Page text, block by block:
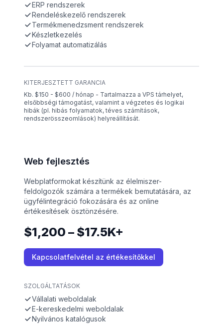
ERP rendszerek
Rendeléskezelő rendszerek
Termékmenedzsment rendszerek
Készletkezelés
Folyamat automatizálás
KITERJESZTETT GARANCIA
Kb. $150 - $600 / hónap - Tartalmazza a VPS tárhelyet,
elsőbbségi támogatást, valamint a végzetes és logikai
hibák (pl. hibás folyamatok, téves számítások,
rendszerösszeomlások) helyreállítását.
Web fejlesztés
Webplatformokat készítünk az élelmiszer-
feldolgozók számára a termékek bemutatására, az
ügyfélintegráció fokozására és az online
értékesítések ösztönzésére.
$1,200 – $17.5K+
Kapcsolatfelvétel az értékesítőkkel
SZOLGÁLTATÁSOK
Vállalati weboldalak
E-kereskedelmi weboldalak
Nyilvános katalógusok